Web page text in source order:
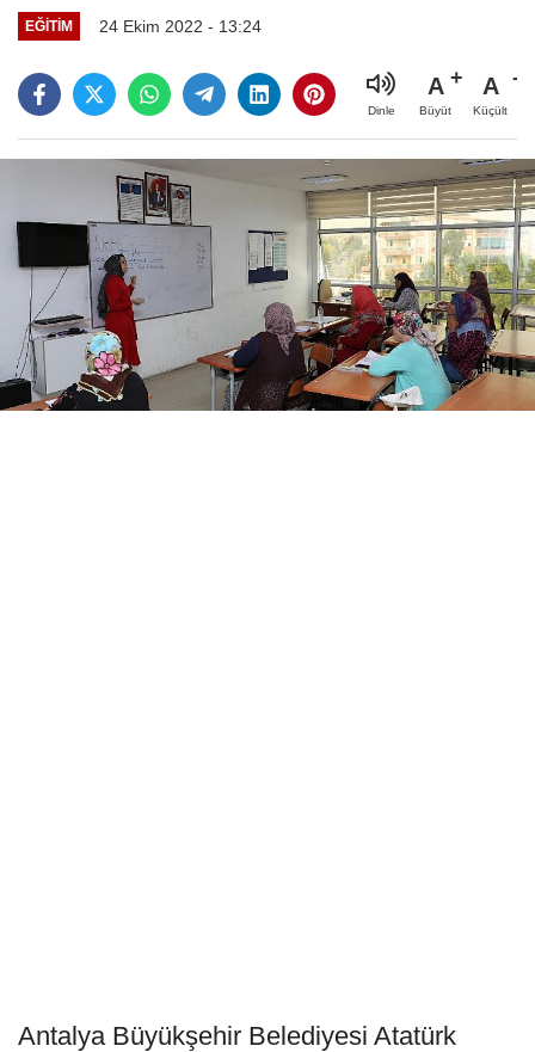
EĞİTİM 24 Ekim 2022 - 13:24
Dinle
A
Büyüt
A
Küçült
Antalya Büyükşehir Belediyesi Atatürk